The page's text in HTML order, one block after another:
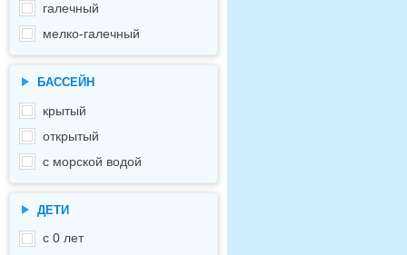
галечный
мелко-галечный
БАССЕЙН
крытый
открытый
с морской водой
ДЕТИ
с 0 лет